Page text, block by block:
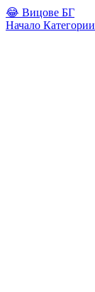
😂 Вицове БГ
Начало Категории